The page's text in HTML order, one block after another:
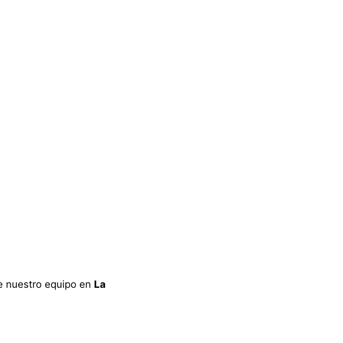
nuestro equipo en La